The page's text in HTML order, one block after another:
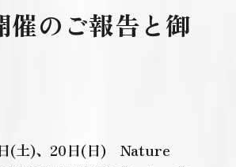
催のご報告と御
(土)、20日(日) Nature